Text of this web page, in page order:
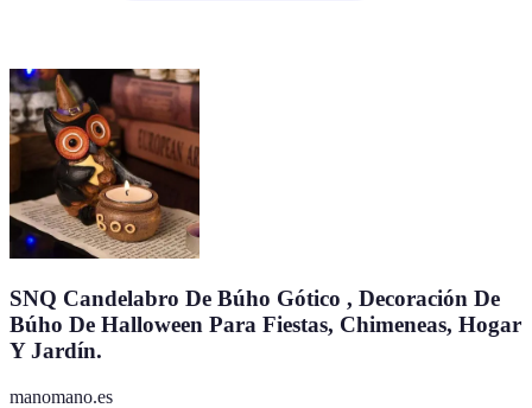
SNQ Candelabro De Búho Gótico , Decoración De
Búho De Halloween Para Fiestas, Chimeneas, Hogar
Y Jardín.
manomano.es